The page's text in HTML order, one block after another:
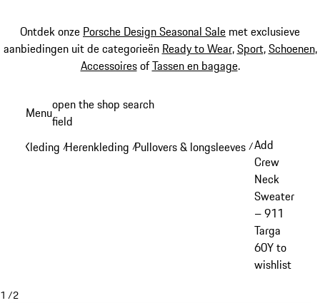
Ontdek onze Porsche Design Seasonal Sale met exclusieve
aanbiedingen uit de categorieën Ready to Wear,Sport,Schoenen,
AccessoiresofTassen en bagage.
hoofdinhoud
Menuopen the shop search
field
Kleding /Herenkleding /Pullovers & longsleeves /Add
Crew
Neck
Sweater
– 911
Targa
60Y to
wishlist
1 /2